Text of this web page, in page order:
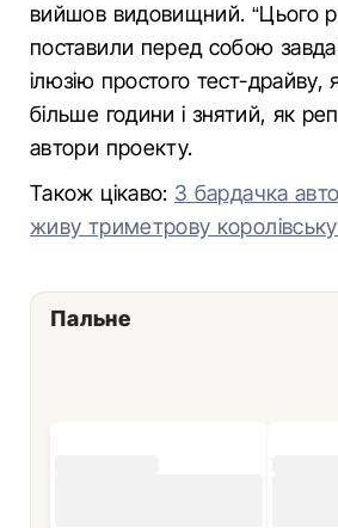
вийшов видовищний. “Цього
поставили перед собою
ілюзію простого тест-драйву,
більше години і знятий, як
автори проекту.
Також цікаво: З бардачка
живу триметрову
Пальне